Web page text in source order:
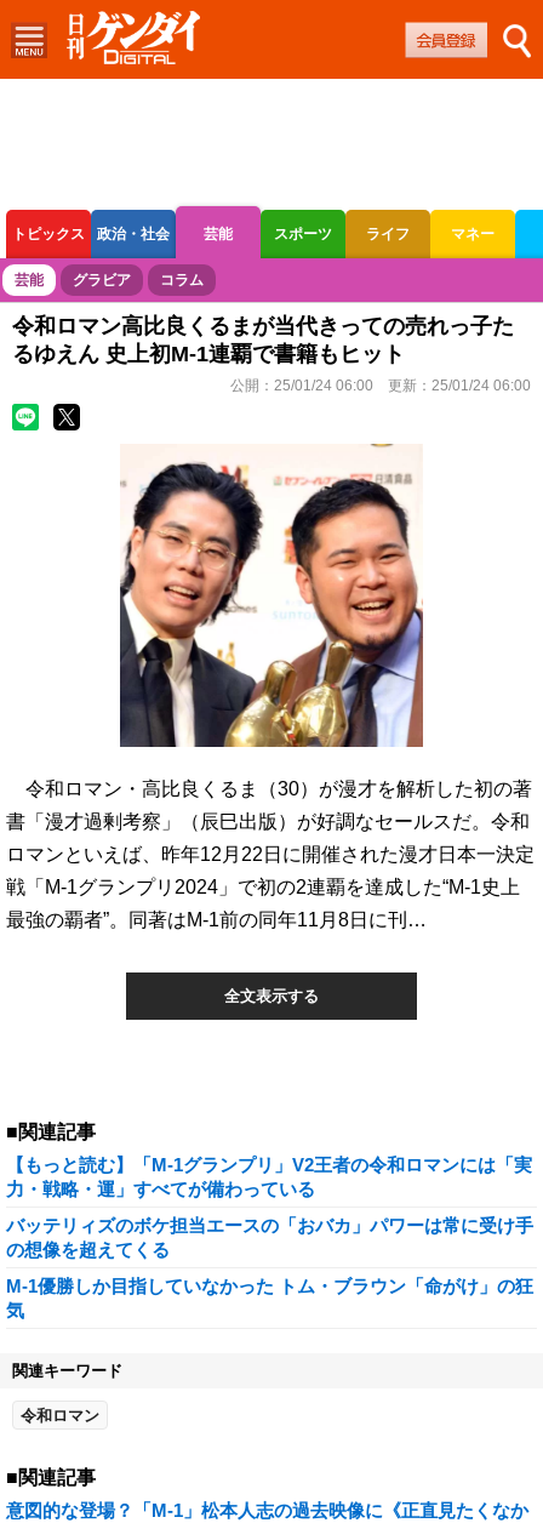
トピックス 政治・社会 芸能 スポーツ ライフ マネー
ボートレース 競輪 オートレース
芸能 グラビア コラム
令和ロマン高比良くるまが当代きっての売れっ子た
るゆえん 史上初M-1連覇で書籍もヒット
公開： 25/01/24 06:00 更新： 25/01/24 06:00
令和ロマン・高比良くるま（30）が漫才を解析した初の著
書「漫才過剰考察」（辰巳出版）が好調なセールスだ。令和
ロマンといえば、昨年12月22日に開催された漫才日本一決定
戦「M-1グランプリ2024」で初の2連覇を達成した“M-1史上
最強の覇者”。同著はM-1前の同年11月8日に刊…
全文表示する
■関連記事
【もっと読む】「M-1グランプリ」V2王者の令和ロマンには「実
力・戦略・運」すべてが備わっている
バッテリィズのボケ担当エースの「おバカ」パワーは常に受け手
の想像を超えてくる
M-1優勝しか目指していなかった トム・ブラウン「命がけ」の狂
気
関連キーワード
令和ロマン
■関連記事
意図的な登場？「M-1」松本人志の過去映像に《正直見たくなか